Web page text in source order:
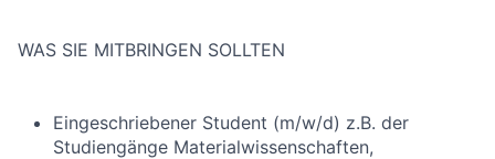
WAS SIE MITBRINGEN SOLLTEN
Eingeschriebener Student (m/w/d) z.B. der
Studiengänge Materialwissenschaften,